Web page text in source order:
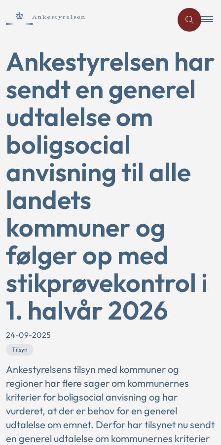
Ankestyrelsen har
sendt en generel
udtalelse om
boligsocial
anvisning til alle
landets
kommuner og
følger op med
stikprøvekontrol i
1. halvår 2026
24-09-2025
Tilsyn
Ankestyrelsens tilsyn med kommuner og
regioner har flere sager om kommunernes
kriterier for boligsocial anvisning og har
vurderet, at der er behov for en generel
udtalelse om emnet. Derfor har tilsynet nu sendt
en generel udtalelse om kommunernes kriterier